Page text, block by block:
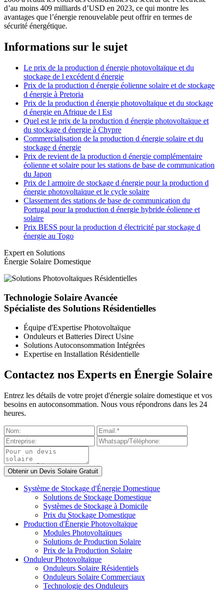
d’au moins 409 milliards d’USD en 2023, ce qui montre les
avantages que l’énergie renouvelable peut offrir en termes de
sécurité énergétique.
Informations sur le sujet
Le prix de la production d énergie photovoltaïque et du
stockage de l excédent d énergie
Prix de la production d énergie éolienne solaire et de stockage
d énergie à Pretoria
Prix de la production d énergie photovoltaïque et du stockage
d énergie en Afrique de l Est
Quel est le prix de la production d énergie photovoltaïque et
du stockage d énergie à Chypre
Commercialisation de la production d énergie solaire et du
stockage d énergie
Prix de revient de la production d énergie complémentaire
éolienne et solaire pour les stations de base de communication
du Japon
Prix de l armoire de stockage d énergie pour la production d
énergie photovoltaïque et le cycle solaire
Classement des stations de base de communication du
Portugal pour la production d énergie hybride éolienne et
solaire
Prix BESS pour la production d électricité par stockage d
énergie au Togo
Expert en Solutions
Énergie Solaire Domestique
Technologie Solaire Avancée
Spécialiste des Solutions Résidentielles
Équipe d'Expertise Photovoltaïque
Onduleurs et Batteries Direct Usine
Solutions Autoconsommation Intégrées
Expertise en Installation Résidentielle
Contactez nos Experts en Énergie Solaire
Entrez les détails de votre projet d'énergie solaire domestique et vos
besoins en autoconsommation. Nous vous répondrons dans les 24
heures.
Système de Stockage d'Énergie Domestique
Solutions de Stockage Domestique
Systèmes de Stockage à Domicile
Prix du Stockage Domestique
Production d'Énergie Photovoltaïque
Modules Photovoltaïques
Solutions de Production Solaire
Prix de la Production Solaire
Onduleur Photovoltaïque
Onduleurs Solaire Résidentiels
Onduleurs Solaire Commerciaux
Technologie des Onduleurs